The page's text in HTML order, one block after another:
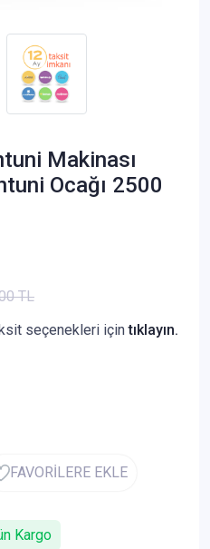
Makinası
Ocağı 2500
TL
seçenekleri içintıklayın.
FAVORİLERE EKLE
Kargo